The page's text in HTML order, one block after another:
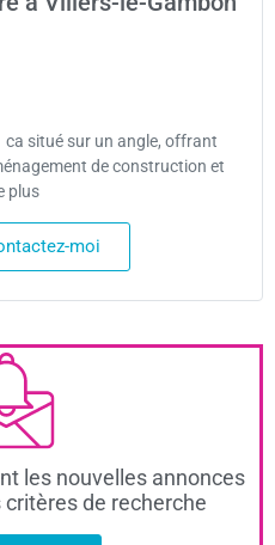
situé sur un angle, offrant
de construction et
plus
moi
les nouvelles annonces
de recherche